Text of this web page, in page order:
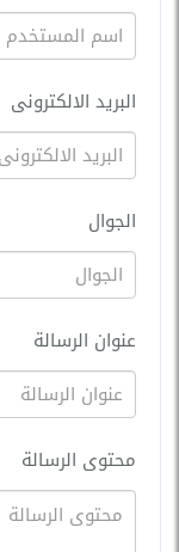
البريد الالكترونى
الجوال
عنوان الرسالة
محتوى الرسالة